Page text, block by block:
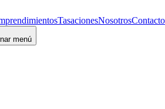
TasacionesNosotrosContacto
menú